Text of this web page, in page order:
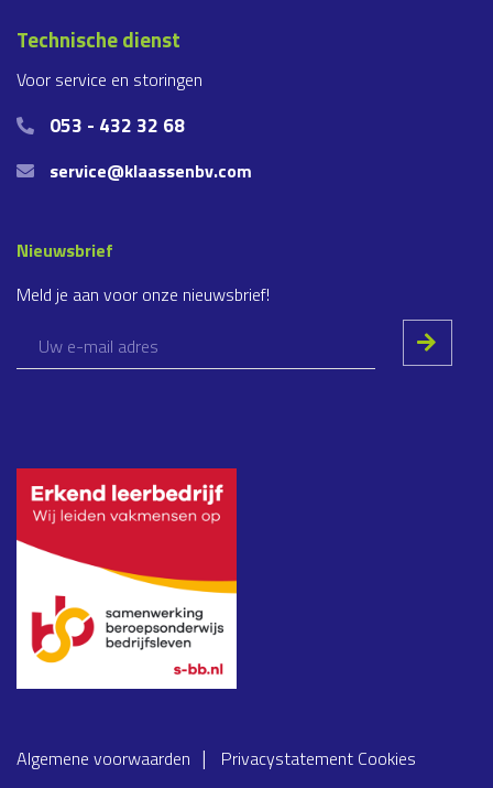
Technische dienst
Voor service en storingen
053 - 432 32 68
service@klaassenbv.com
Nieuwsbrief
Meld je aan voor onze nieuwsbrief!
Algemene voorwaarden Privacystatement Cookies